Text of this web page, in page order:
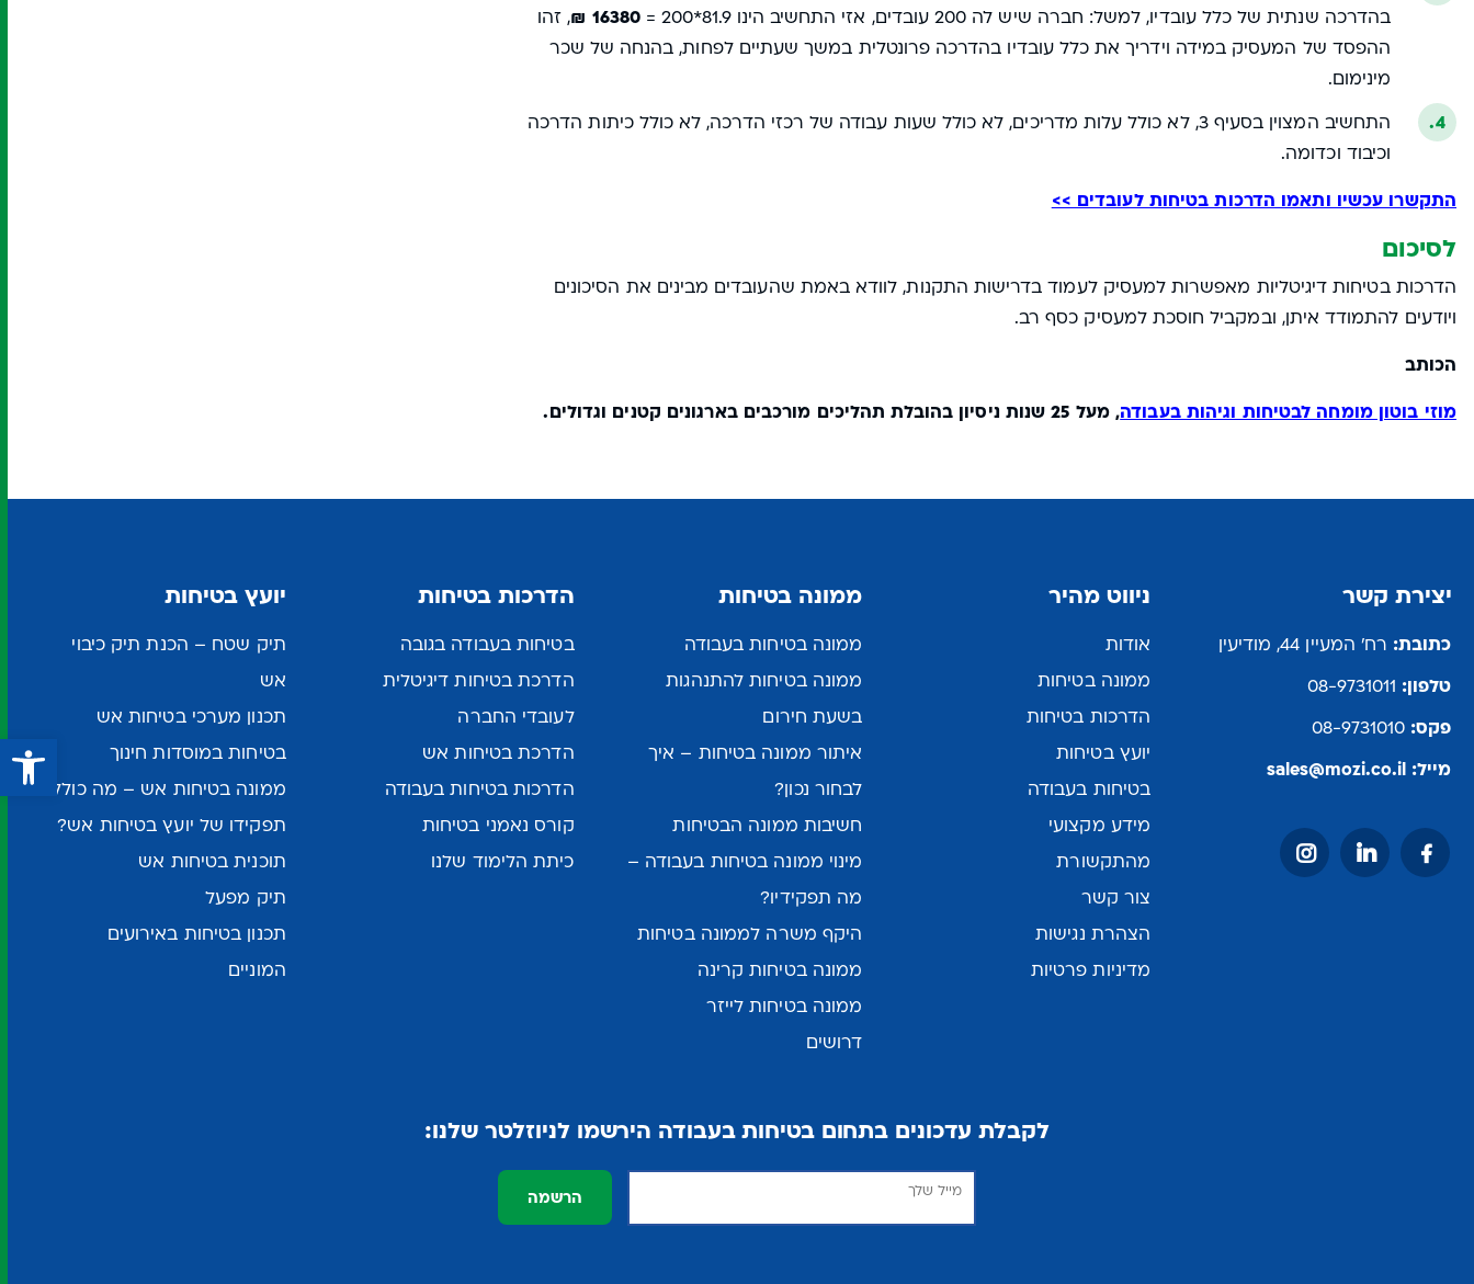
בהדרכה שנתית של כלל עובדיו, למשל: חברה שיש לה 200 עובדים, אזי התחשיב הינו 81.9*200 =
16380 ₪
, זהו
ההפסד של המעסיק במידה וידריך את כלל עובדיו בהדרכה פרונטלית במשך שעתיים לפחות, בהנחה של שכר
מינימום.
התחשיב המצוין בסעיף 3, לא כולל עלות מדריכים, לא כולל שעות עבודה של רכזי הדרכה, לא כולל כיתות הדרכה
וכיבוד וכדומה.
התקשרו עכשיו ותאמו הדרכות בטיחות לעובדים >>
לסיכום
הדרכות בטיחות דיגיטליות מאפשרות למעסיק לעמוד בדרישות התקנות, לוודא באמת שהעובדים מבינים את הסיכונים
ויודעים להתמודד איתן, ובמקביל חוסכת למעסיק כסף רב.
הכותב
מוזי בוטון מומחה לבטיחות וגיהות בעבודה, מעל 25 שנות ניסיון בהובלת תהליכים מורכבים בארגונים קטנים וגדולים.
יצירת קשר
כתובת: רח' המעיין 44, מודיעין
טלפון: 08-9731011
פקס: 08-9731010
מייל: sales@mozi.co.il
ניווט מהיר
אודות
ממונה בטיחות
הדרכות בטיחות
יועץ בטיחות
בטיחות בעבודה
מידע מקצועי
מהתקשורת
צור קשר
הצהרת נגישות
מדיניות פרטיות
ממונה בטיחות
ממונה בטיחות בעבודה
ממונה בטיחות להתנהגות
בשעת חירום
איתור ממונה בטיחות – איך
לבחור נכון?
חשיבות ממונה הבטיחות
מינוי ממונה בטיחות בעבודה –
מה תפקידיו?
היקף משרה לממונה בטיחות
ממונה בטיחות קרינה
ממונה בטיחות לייזר
דרושים
הדרכות בטיחות
בטיחות בעבודה בגובה
הדרכת בטיחות דיגיטלית
לעובדי החברה
הדרכת בטיחות אש
הדרכות בטיחות בעבודה
קורס נאמני בטיחות
כיתת הלימוד שלנו
יועץ בטיחות
תיק שטח – הכנת תיק כיבוי
אש
תכנון מערכי בטיחות אש
בטיחות במוסדות חינוך
ממונה בטיחות אש – מה כולל
תפקידו של יועץ בטיחות אש?
תוכנית בטיחות אש
תיק מפעל
תכנון בטיחות באירועים
המוניים
לקבלת עדכונים בתחום בטיחות בעבודה הירשמו לניוזלטר שלנו:
הרשמה
פתח סרגל נגישות